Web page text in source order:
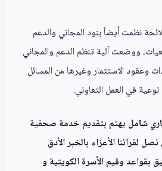
نظمت أيضاً بنود المجاني والدعم
ووضعت آلية تنظم الدعم والمجاني
وعقود الاستثمار وغيرها من المسائل
في العمل التعاوني.
شامل يهتم بتقديم خدمة صحفية
لقرائنا الأعزاء بالخبر الأدق
بقواعد وقيم الأسرة الكويتية و